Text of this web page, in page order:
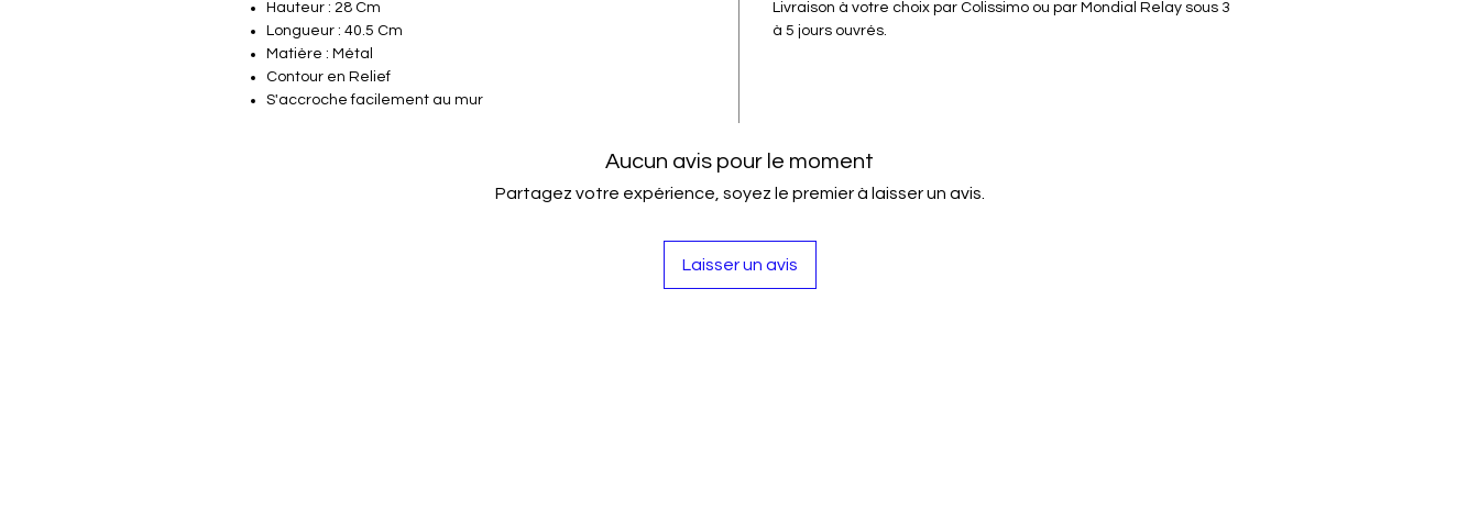
Hauteur : 28 Cm
Longueur : 40.5 Cm
Matière : Métal
Contour en Relief
S'accroche facilement au mur
Livraison à votre choix par Colissimo ou par Mondial Relay sous 3
à 5 jours ouvrés.
Aucun avis pour le moment
Partagez votre expérience, soyez le premier à laisser un avis.
Laisser un avis